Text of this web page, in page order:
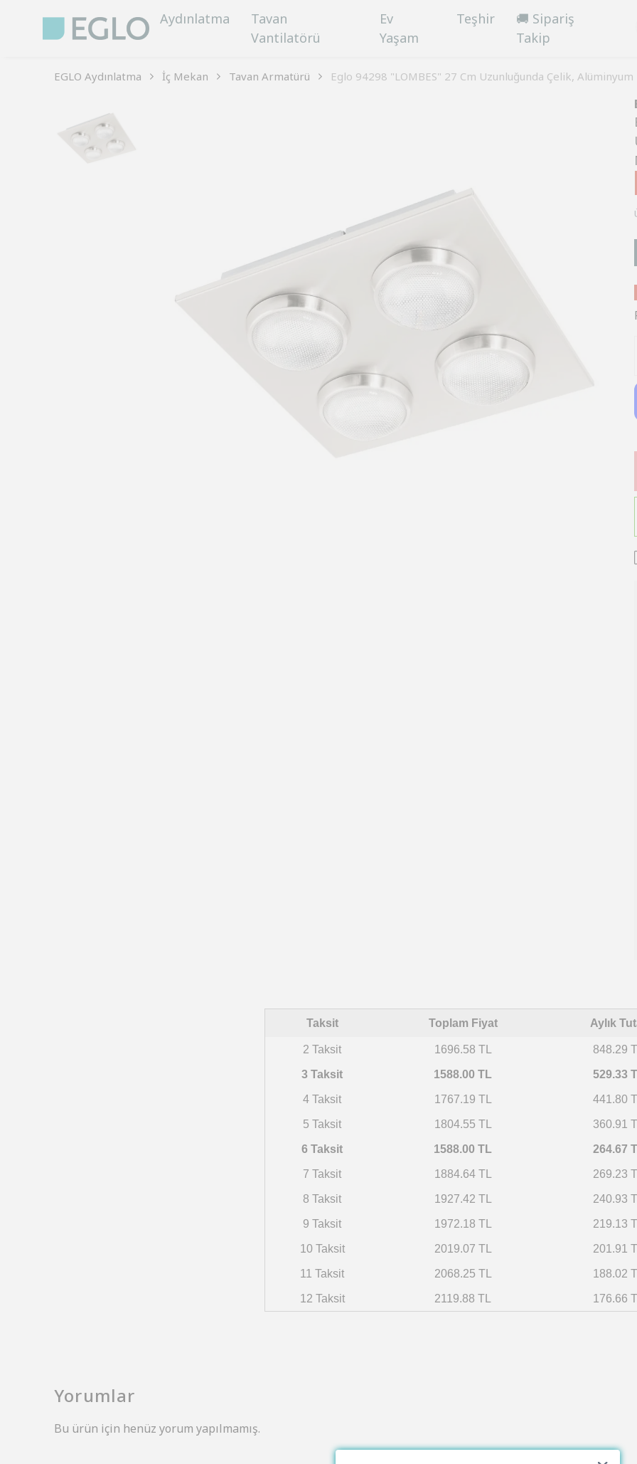
Aydınlatma
Tavan
Vantilatörü
Ev
Yaşam
Teşhir
🚚 Sipariş
Takip
EGLO Aydınlatma İç Mekan Tavan Armatürü Eglo 94298 "LOMBES" 27 Cm Uzunluğunda Çelik,
Taksit Toplam Fiyat Aylık
2 Taksit 1696.58 TL 848.29
3 Taksit 1588.00 TL 529.33
4 Taksit 1767.19 TL 441.80
5 Taksit 1804.55 TL 360.91
6 Taksit 1588.00 TL 264.67
7 Taksit 1884.64 TL 269.23
8 Taksit 1927.42 TL 240.93
9 Taksit 1972.18 TL 219.13
10 Taksit 2019.07 TL 201.91
11 Taksit 2068.25 TL 188.02
12 Taksit 2119.88 TL 176.66
Yorumlar
Bu ürün için henüz yorum yapılmamış.